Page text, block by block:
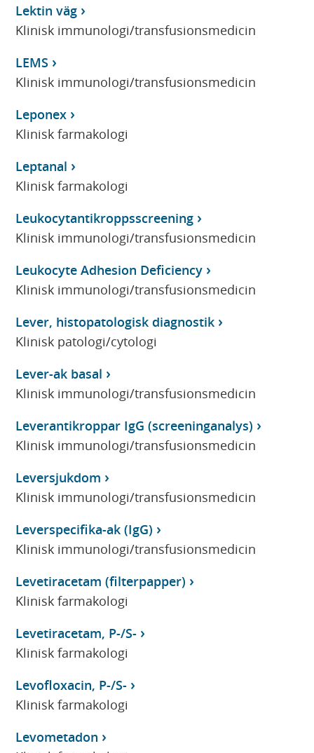
Lektin väg
Klinisk immunologi/transfusionsmedicin
LEMS
Klinisk immunologi/transfusionsmedicin
Leponex
Klinisk farmakologi
Leptanal
Klinisk farmakologi
Leukocytantikroppsscreening
Klinisk immunologi/transfusionsmedicin
Leukocyte Adhesion Deficiency
Klinisk immunologi/transfusionsmedicin
Lever, histopatologisk diagnostik
Klinisk patologi/cytologi
Lever-ak basal
Klinisk immunologi/transfusionsmedicin
Leverantikroppar IgG (screeninganalys)
Klinisk immunologi/transfusionsmedicin
Leversjukdom
Klinisk immunologi/transfusionsmedicin
Leverspecifika-ak (IgG)
Klinisk immunologi/transfusionsmedicin
Levetiracetam (filterpapper)
Klinisk farmakologi
Levetiracetam, P-/S-
Klinisk farmakologi
Levofloxacin, P-/S-
Klinisk farmakologi
Levometadon